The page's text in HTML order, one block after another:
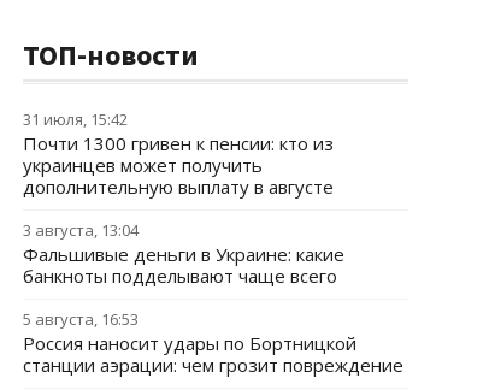
ТОП-новости
31 июля, 15:42
Почти 1300 гривен к пенсии: кто из
украинцев может получить
дополнительную выплату в августе
3 августа, 13:04
Фальшивые деньги в Украине: какие
банкноты подделывают чаще всего
5 августа, 16:53
Россия наносит удары по Бортницкой
станции аэрации: чем грозит повреждение